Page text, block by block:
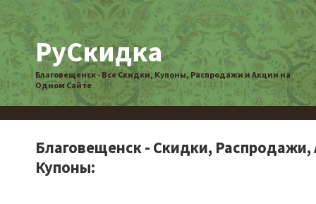
РуСкидка
Благовещенск - Все Скидки, Купоны, Распродажи и Акции на
Одном Сайте
Благовещенск - Скидки, Распродажи,
Купоны: